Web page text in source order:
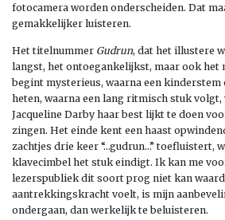
fotocamera worden onderscheiden. Dat
gemakkelijker luisteren.
Het titelnummer Gudrun, dat het illustere
langst, het ontoegankelijkst, maar ook het
begint mysterieus, waarna een
heten, waarna een lang ritmisch stuk
Jacqueline Darby haar best lijkt te doen
zingen. Het einde kent een haast
zachtjes drie keer “…gudrun…” toefluistert,
klavecimbel het stuk eindigt. Ik kan me
lezerspubliek dit soort prog niet kan
aantrekkingskracht voelt, is mijn
ondergaan, dan werkelijk te beluisteren.